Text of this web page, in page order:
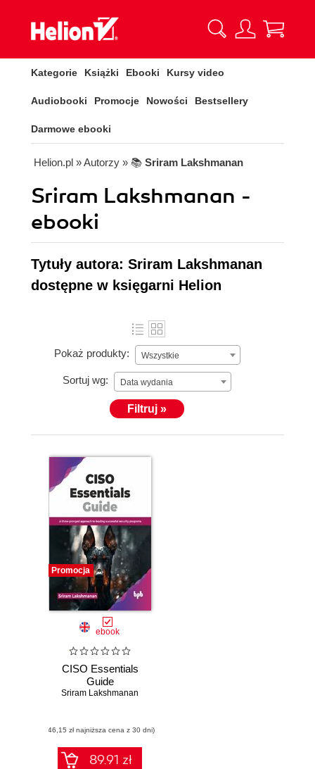
Kategorie Książki Ebooki Kursy video
Audiobooki Promocje Nowości Bestsellery
Darmowe ebooki
Helion.pl » Autorzy » 📚 Sriram Lakshmanan
Sriram Lakshmanan -
ebooki
Tytuły autora: Sriram Lakshmanan
dostępne w księgarni Helion
Pokaż produkty: Wszystkie
Sortuj wg: Data wydania
Filtruj »
Promocja
ebook
CISO Essentials
Guide
Sriram Lakshmanan
(46,15 zł najniższa cena z 30 dni)
89.91 zł